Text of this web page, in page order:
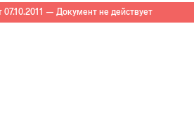
07.10.2011 — Документ не действует